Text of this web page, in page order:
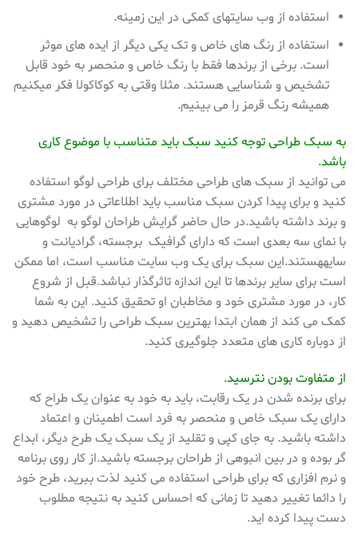
استفاده از وب سایتهای کمکی در این زمینه.
استفاده از رنگ های خاص و تک یکی دیگر از ایده های موثر
است. برخی از برندها فقط با رنگ خاص و منحصر به خود قابل
تشخیص و شناسایی هستند. مثلا وقتی به کوکاکولا فکر میکنیم
همیشه رنگ قرمز را می بینیم.
به سبک طراحی توجه کنید سبک باید متناسب با موضوع کاری
باشد.
می توانید از سبک های طراحی مختلف برای طراحی لوگو استفاده
کنید و برای پیدا کردن سبک مناسب باید اطلاعاتی در مورد مشتری
و برند داشته باشید.در حال حاضر گرایش طراحان لوگو به لوگوهایی
با نمای سه بعدی است که دارای گرافیک برجسته، گرادیانت و
سایههستند.این سبک برای یک وب سایت مناسب است، اما ممکن
است برای سایر برندها تا این اندازه تاثرگذار نباشد.قبل از شروع
کار، در مورد مشتری خود و مخاطبان او تحقیق کنید. این به شما
کمک می کند از همان ابتدا بهترین سبک طراحی را تشخیص دهید و
از دوباره کاری های متعدد جلوگیری کنید.
از متفاوت بودن نترسید.
برای برنده شدن در یک رقابت، باید به خود به عنوان یک طراح که
دارای یک سبک خاص و منحصر به فرد است اطمینان و اعتماد
داشته باشید. به جای کپی و تقلید از یک سبک یک طرح دیگر، ابداع
گر بوده و در بین انبوهی از طراحان برجسته باشید.از کار روی برنامه
و نرم افزاری که برای طراحی استفاده می کنید لذت ببرید، طرح خود
را دائما تغییر دهید تا زمانی که احساس کنید به نتیجه مطلوب
دست پیدا کرده اید.